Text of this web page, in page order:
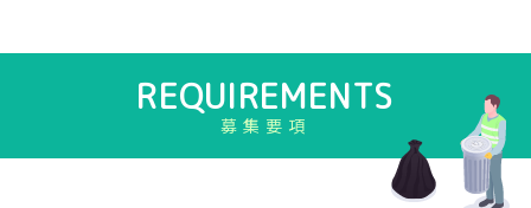
REQUIREMENTS
募集要項